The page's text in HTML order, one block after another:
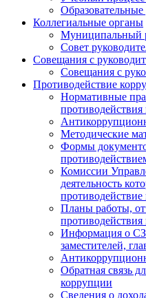
Коллегиальные органы
Муниципальный
Совет
Совещания с
Совещания с
Противодействие
Нормативные
Методические
Формы
Комиссии
деятельность
Планы работы,
Информация о
заместителей,
Обратная связь
коррупции
Сведения о